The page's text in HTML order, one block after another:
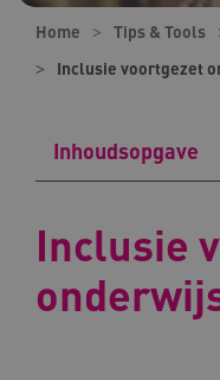
Home Tips & Tools
Inclusie voortgezet
Inhoudsopgave
Inclusie